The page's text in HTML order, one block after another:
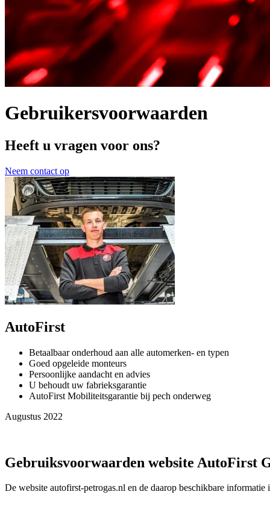
Gebruikersvoorwaarden
Heeft u vragen voor ons?
Neem contact op
AutoFirst
Betaalbaar onderhoud aan alle automerken- en typen
Goed opgeleide monteurs
Persoonlijke aandacht en advies
U behoudt uw fabrieksgarantie
AutoFirst Mobiliteitsgarantie bij pech onderweg
Augustus 2022
Gebruiksvoorwaarden website AutoFirst
De website autofirst-petrogas.nl en de daarop beschikbare